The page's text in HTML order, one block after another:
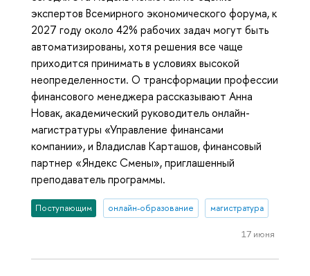
экспертов Всемирного экономического форума, к
2027 году около 42% рабочих задач могут быть
автоматизированы, хотя решения все чаще
приходится принимать в условиях высокой
неопределенности. О трансформации профессии
финансового менеджера рассказывают Анна
Новак, академический руководитель онлайн-
магистратуры «Управление финансами
компании», и Владислав Карташов, финансовый
партнер «Яндекс Смены», приглашенный
преподаватель программы.
Поступающим онлайн-образование магистратура
17 июня